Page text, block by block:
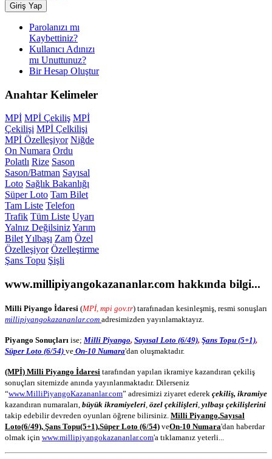
Giriş Yap
Parolanızı mı
Kaybettiniz?
Kullanıcı Adınızı
mı Unuttunuz?
Bir Hesap Oluştur
Anahtar Kelimeler
MPİ MPİ Çekiliş MPİ
Çekilişi MPİ Çelkilişi
MPİ Özelleşiyor Niğde
On Numara Ordu
Polatlı Rize Sason
Sason/Batman Sayısal
Loto Sağlık Bakanlığı
Süper Loto Tam Bilet
Tam Liste Telefon
Trafik Tüm Liste Uyarı
Yalnız DeğilsinizYarım
BiletYılbaşı Zam Özel
Özelleşiyor Özelleştirme
Şans Topu Şişli
www.millipiyangokazananlar.com hakkında bilgi...
Milli Piyango İdaresi (MPİ, mpi gov.tr) tarafınadan kesinleşmiş, resmi sonuşları
millipiyangokazananlar.com adresimizden yayınlamaktayız.
Piyango Sonuçları ise; Milli Piyango, Sayısal Loto (6/49), Şans Topu (5+1),
Süper Loto (6/54) ve On-10 Numara'dan oluşmaktadır.
(MPİ) Milli Piyango İdaresi tarafından yapılan ikramiye kazandıran çekiliş
sonuçları sitemizde anında yayınlanmaktadır. Dilerseniz
“www.MilliPiyangoKazananlar.com” adresimizi ziyaret ederek çekiliş, ikramiye
kazandıran numaraları, büyük ikramiyeleri özel çekilişleri yılbaşı çekilişlerini
takip edebilir devreden oyunları öğrene bilirsiniz. Milli Piyango,Sayısal
Loto(6/49), Şans Topu(5+1),Süper Loto (6/54) veOn-10 Numara'dan haberdar
olmak için www.millipiyangokazananlar.com'a tıklamanız yeterli...